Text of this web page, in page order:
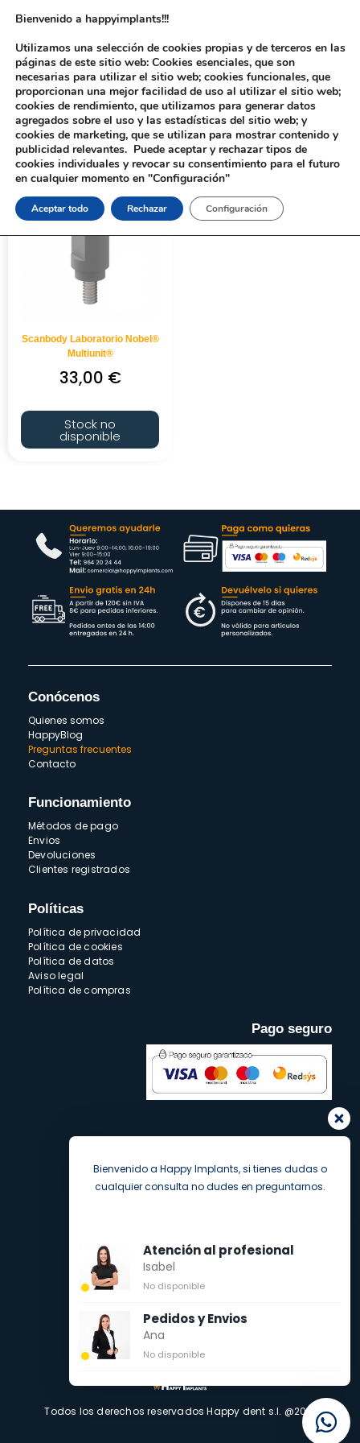
Inicio/ Productos etiquetados “10931”
Scanbody Laboratorio Nobel®
Multiunit®
33,00 €
Stock no
disponible
Conócenos
Quienes somos
HappyBlog
Preguntas frecuentes
Contacto
Funcionamiento
Métodos de pago
Envios
Devoluciones
Clientes registrados
Políticas
Política de privacidad
Política de cookies
Política de datos
Aviso legal
Política de compras
Pago seguro
Todos los derechos reservados Happy dent s.l. @2021
Bienvenido a happyimplants!!!
Utilizamos una selección de cookies propias y de terceros en las
páginas de este sitio web: Cookies esenciales, que son
necesarias para utilizar el sitio web; cookies funcionales, que
proporcionan una mejor facilidad de uso al utilizar el sitio web;
cookies de rendimiento, que utilizamos para generar datos
agregados sobre el uso y las estadísticas del sitio web; y
cookies de marketing, que se utilizan para mostrar contenido y
publicidad relevantes. Puede aceptar y rechazar tipos de
cookies individuales y revocar su consentimiento para el futuro
en cualquier momento en "Configuración"
Aceptar todo Rechazar Configuración
Bienvenido a Happy Implants, si tienes dudas o
cualquier consulta no dudes en preguntarnos.
Atención al profesional
Isabel
No disponible
Pedidos y Envios
Ana
No disponible